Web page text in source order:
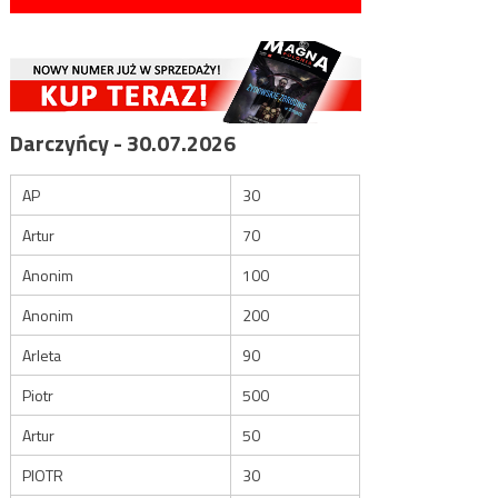
Darczyńcy - 30.07.2026
AP
30
Artur
70
Anonim
100
Anonim
200
Arleta
90
Piotr
500
Artur
50
PIOTR
30